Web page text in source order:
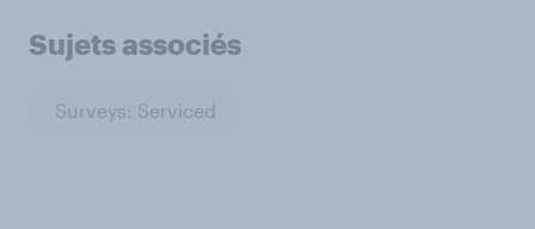
Sujets associés
Surveys: Serviced